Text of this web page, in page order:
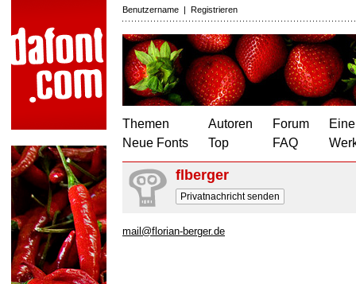
Benutzername | Registrieren
Themen
Neue Fonts
Autoren
Top
Forum
FAQ
flberger
Privatnachricht senden
mail@florian-berger.de